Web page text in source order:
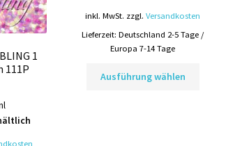
gewählt
werden
werden
1
111P
inkl. MwSt. zzgl.Versandkosten
Lieferzeit:Deutschland 2-5 Tage /
Europa 7-14 Tage
Ausführung wählen